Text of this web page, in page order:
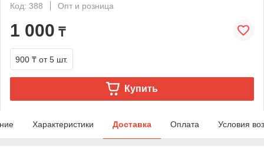
Код: 388
Опт и розница
1 000 ₸
900 ₸ от 5 шт.
Купить
Характеристики Доставка Оплата Условия